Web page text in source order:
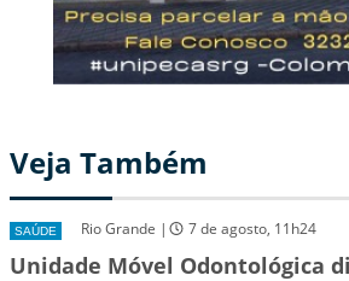
Veja Também
SAÚDE Rio Grande | 7 de agosto, 11h24
Unidade Móvel Odontológica